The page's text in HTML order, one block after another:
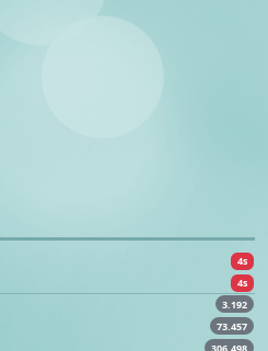
4s
4s
3.192
73.457
306.498